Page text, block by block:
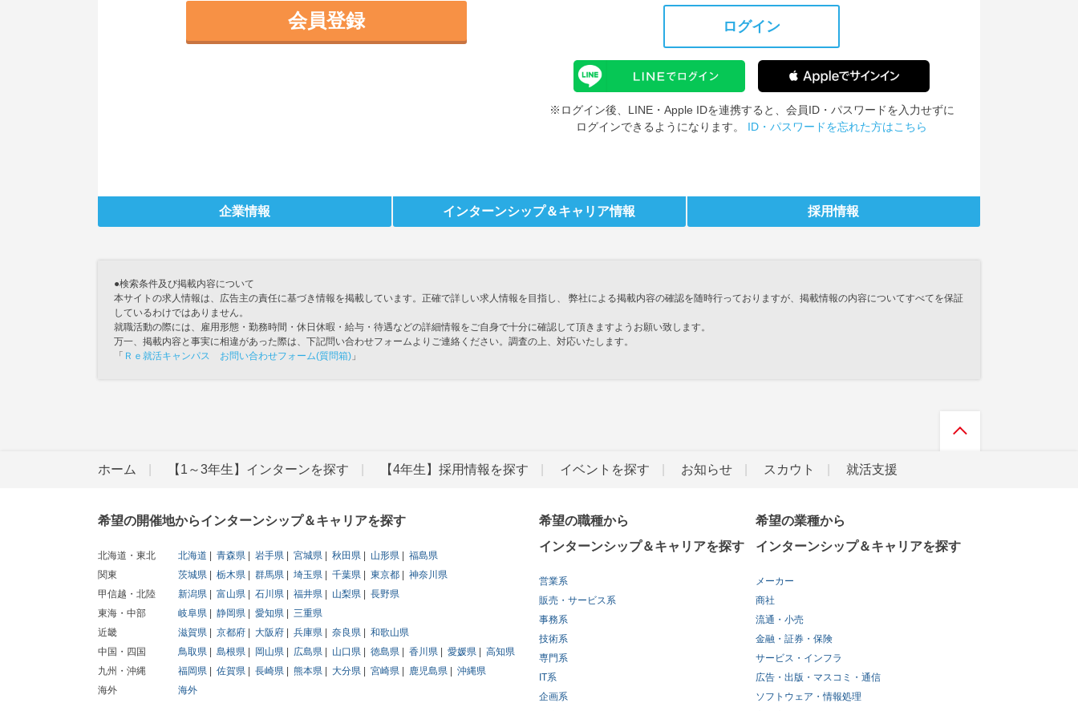
ログイン
※ログイン後、LINE・Apple IDを連携すると、会員ID・パスワードを入力せずに
ログインできるようになります。 ID・パスワードを忘れた方はこちら
会員登録
企業情報 インターンシップ＆キャリア情報 採用情報
●検索条件及び掲載内容について
本サイトの求人情報は、広告主の責任に基づき情報を掲載しています。正確で詳しい求人情報を目指し、 弊社による掲載内容の確認を随時行っておりますが、掲載情報の内容についてすべてを保証
しているわけではありません。
就職活動の際には、雇用形態・勤務時間・休日休暇・給与・待遇などの詳細情報をご自身で十分に確認して頂きますようお願い致します。
万一、掲載内容と事実に相違があった際は、下記問い合わせフォームよりご連絡ください。調査の上、対応いたします。
「 Ｒｅ就活キャンパス お問い合わせフォーム(質問箱) 」
ホーム 【1～3年生】インターンを探す 【4年生】採用情報を探す イベントを探す お知らせ スカウト 就活支援
希望の開催地からインターンシップ＆キャリアを探す
北海道・東北 北海道 青森県 岩手県 宮城県 秋田県 山形県
福島県
関東
茨城県 栃木県 群馬県 埼玉県 千葉県 東京都
神奈川県
甲信越・北陸
新潟県 富山県 石川県 福井県 山梨県
長野県
東海・中部
岐阜県 静岡県 愛知県
三重県
近畿
滋賀県 京都府 大阪府 兵庫県 奈良県
和歌山県
中国・四国
鳥取県 島根県 岡山県 広島県 山口県 徳島県 香川県 愛媛県
高知県
九州・沖縄
福岡県 佐賀県 長崎県 熊本県 大分県 宮崎県 鹿児島県
沖縄県
海外
海外
希望の職種から
インターンシップ＆キャリアを探す
営業系
販売・サービス系
事務系
技術系
専門系
IT系
企画系
希望の業種から
インターンシップ＆キャリアを探す
メーカー
商社
流通・小売
金融・証券・保険
サービス・インフラ
広告・出版・マスコミ・通信
ソフトウェア・情報処理